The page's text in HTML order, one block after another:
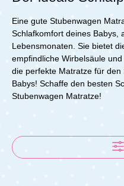
Eine gute Stubenwagen
Schlafkomfort deines Babys,
Lebensmonaten. Sie bietet
empfindliche Wirbelsäule
die perfekte Matratze für den
Babys! Schaffe den besten
Stubenwagen Matratze!